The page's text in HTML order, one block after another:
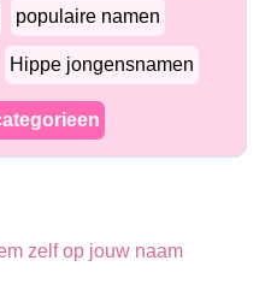
populaire namen
Hippe jongensnamen
zelf op jouw naam